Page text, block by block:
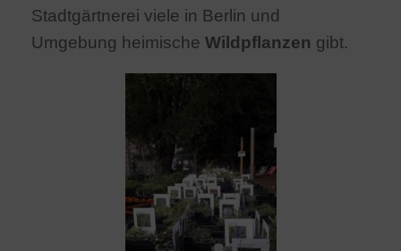
Stadtgärtnerei viele in Berlin und
Umgebung heimische Wildpflanzen gibt.